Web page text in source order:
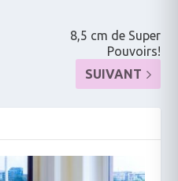
8,5 cm de Super
Pouvoirs!
SUIVANT